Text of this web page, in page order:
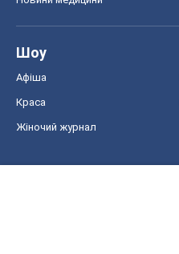
Шоу
Афіша
Краса
Жіночий журнал